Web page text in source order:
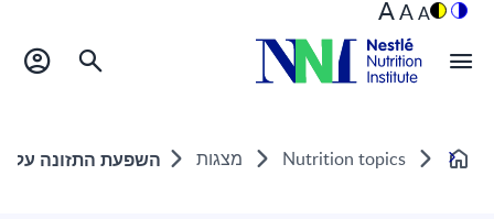
A
A
A
Home
Nutrition topics מצגות השפעת התזונה על